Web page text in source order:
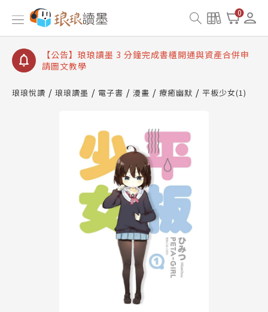
0
【公告】琅琅讀墨數位閱讀資產合併與書櫃開通申請
【公告】琅琅讀墨書櫃開通常見問題
【公告】琅琅讀墨 3 分鐘完成書櫃開通與資產合併申
請圖文教學
查詢
琅琅悅讀 琅琅讀墨 電子書 漫畫 療癒幽默 平板少女(1)